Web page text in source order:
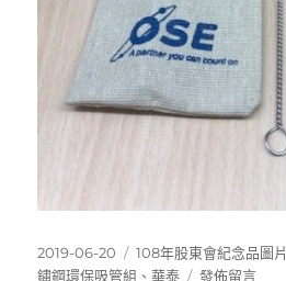
發
佈
2019-06-20
分
類
108年股東會紀念品圖片
鏽鋼環保吸管組 、華泰
在
發佈留言